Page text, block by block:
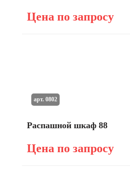
Цена по запросу
Распашной шкаф 88
Цена по запросу
арт. 0802